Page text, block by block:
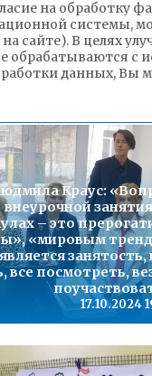
«Самый лучший
17.10.2024
Краус:
внеурочной
– это
«мировым
является занятость,
все посмотреть,
17.10.2024
на обработку
системы,
сайте). В целях
обрабатываются с
данных, Вы